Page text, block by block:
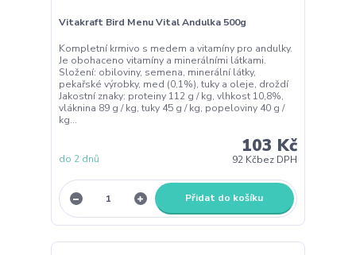
Vitakraft Bird Menu Vital Andulka 500g
Kompletní krmivo s medem a vitamíny pro andulky.
Je obohaceno vitamíny a minerálními látkami.
Složení: obiloviny, semena, minerální látky,
pekařské výrobky, med (0,1%), tuky a oleje, droždí
Jakostní znaky: proteiny 112 g / kg, vlhkost 10,8%,
vláknina 89 g / kg, tuky 45 g / kg, popeloviny 40 g /
kg...
103 Kč
92 Kčbez DPH
do 2 dnů
Přidat do košíku